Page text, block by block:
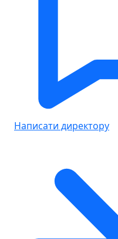
Написати директору